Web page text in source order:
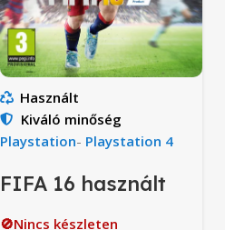
Használt
Kiváló minőség
Playstation- Playstation 4
FIFA 16 használt
🚫Nincs készleten